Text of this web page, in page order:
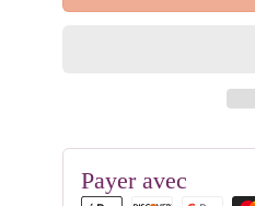
Payer avec